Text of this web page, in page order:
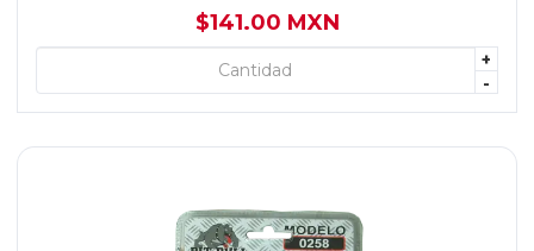
$141.00 MXN
+
-
+ AGREGAR